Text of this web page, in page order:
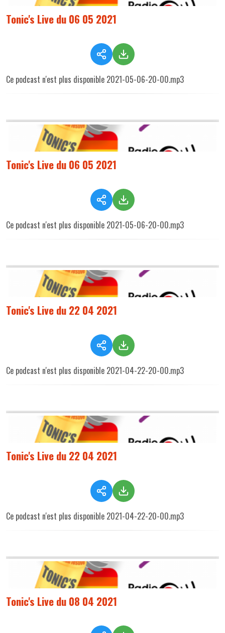
Tonic's Live du 06 05 2021
Ce podcast n'est plus disponible 2021-05-06-20-00.mp3
Tonic's Live du 06 05 2021
Ce podcast n'est plus disponible 2021-05-06-20-00.mp3
Tonic's Live du 22 04 2021
Ce podcast n'est plus disponible 2021-04-22-20-00.mp3
Tonic's Live du 22 04 2021
Ce podcast n'est plus disponible 2021-04-22-20-00.mp3
Tonic's Live du 08 04 2021